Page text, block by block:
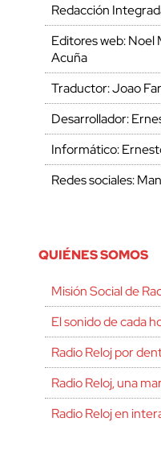
Redacción
Editores web: Noel
Acuña
Traductor: Joao
Desarrollador:
Informático:
Redes sociales:
QUIÉNES SOMOS
Misión Social de
El sonido de cada
Radio Reloj por
Radio Reloj, una
Radio Reloj en